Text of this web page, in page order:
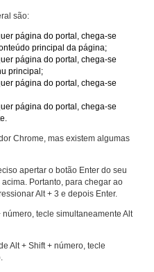
são:
página do portal, chega-se
principal da página;
página do portal, chega-se
principal;
página do portal, chega-se
página do portal, chega-se
Chrome, mas existem algumas
apertar o botão Enter do seu
Portanto, para chegar ao
Alt + 3 e depois Enter.
tecle simultaneamente Alt
Alt + Shift + número, tecle